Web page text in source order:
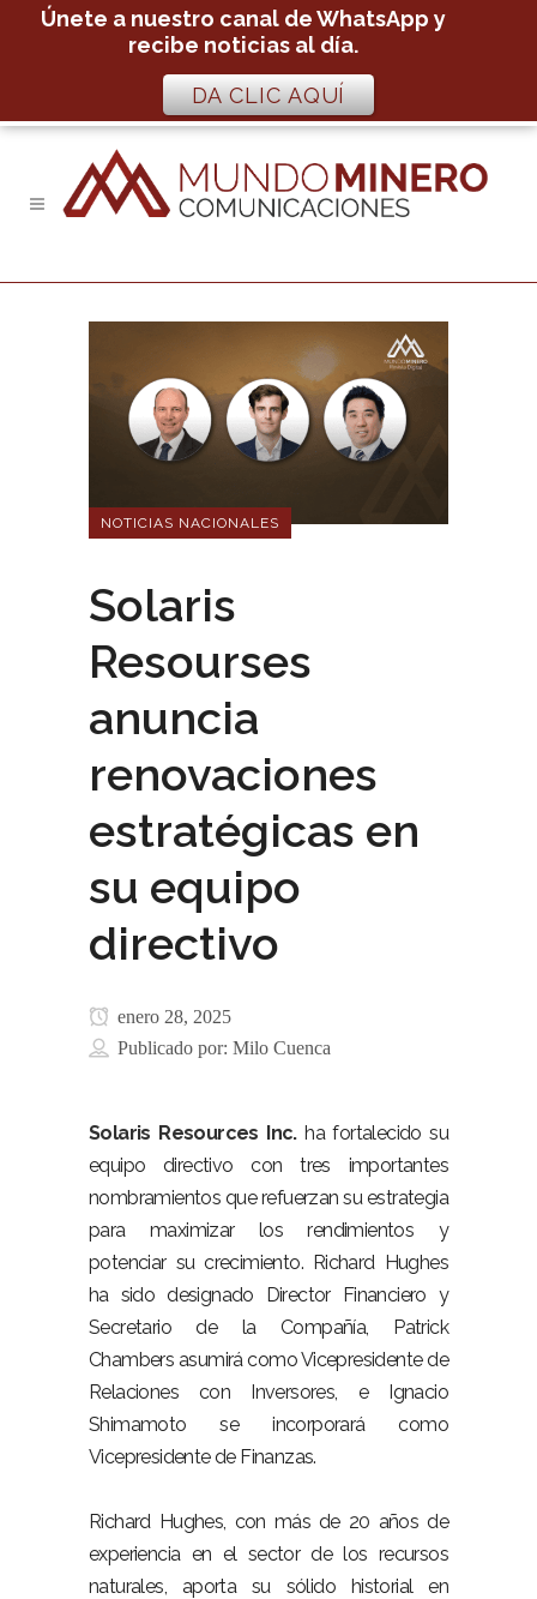
NOTICIAS NACIONALES
Solaris
Resourses
anuncia
renovaciones
estratégicas en
su equipo
directivo
enero 28, 2025
Publicado por: Milo Cuenca
Solaris Resources Inc.ha fortalecido su
equipo directivo con tres importantes
nombramientos que refuerzan su estrategia
para maximizar los rendimientos y
potenciar su crecimiento. Richard Hughes
ha sido designado Director Financiero y
Secretario de la Compañía, Patrick
Chambers asumirá como Vicepresidente de
Relaciones con Inversores, e Ignacio
Shimamoto se incorporará como
Vicepresidente de Finanzas.
Richard Hughes, con más de 20 años de
experiencia en el sector de los recursos
naturales, aporta su sólido historial en
Únete a nuestro canal de WhatsApp y
recibe noticias al día.
DA CLIC AQUÍ